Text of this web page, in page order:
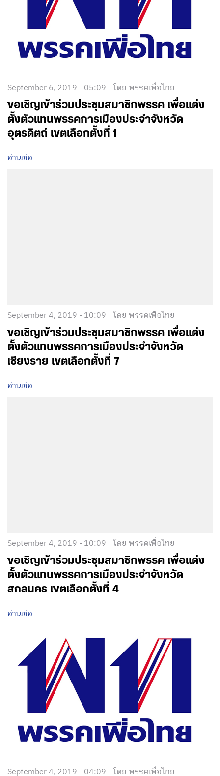
September 6, 2019 - 05:09 โดย พรรคเพื่อไทย
ขอเชิญเข้าร่วมประชุมสมาชิกพรรค เพื่อแต่ง
ตั้งตัวแทนพรรคการเมืองประจำจังหวัด
อุตรดิตถ์ เขตเลือกตั้งที่ 1
อ่านต่อ
September 4, 2019 - 10:09 โดย พรรคเพื่อไทย
ขอเชิญเข้าร่วมประชุมสมาชิกพรรค เพื่อแต่ง
ตั้งตัวแทนพรรคการเมืองประจำจังหวัด
เชียงราย เขตเลือกตั้งที่ 7
อ่านต่อ
September 4, 2019 - 10:09 โดย พรรคเพื่อไทย
ขอเชิญเข้าร่วมประชุมสมาชิกพรรค เพื่อแต่ง
ตั้งตัวแทนพรรคการเมืองประจำจังหวัด
สกลนคร เขตเลือกตั้งที่ 4
อ่านต่อ
September 4, 2019 - 04:09 โดย พรรคเพื่อไทย